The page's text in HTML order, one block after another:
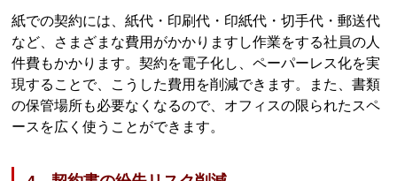
紙での契約には、紙代・印刷代・印紙代・切手代・郵送代
など、さまざまな費用がかかりますし作業をする社員の人
件費もかかります。契約を電子化し、ペーパーレス化を実
現することで、こうした費用を削減できます。また、書類
の保管場所も必要なくなるので、オフィスの限られたスペ
ースを広く使うことができます。